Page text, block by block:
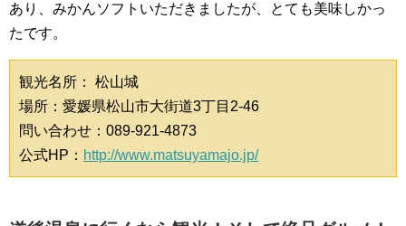
あり、みかんソフトいただきましたが、とても美味しかっ
たです。
観光名所： 松山城
場所：愛媛県松山市大街道3丁目2-46
問い合わせ：089-921-4873
公式HP： http://www.matsuyamajo.jp/